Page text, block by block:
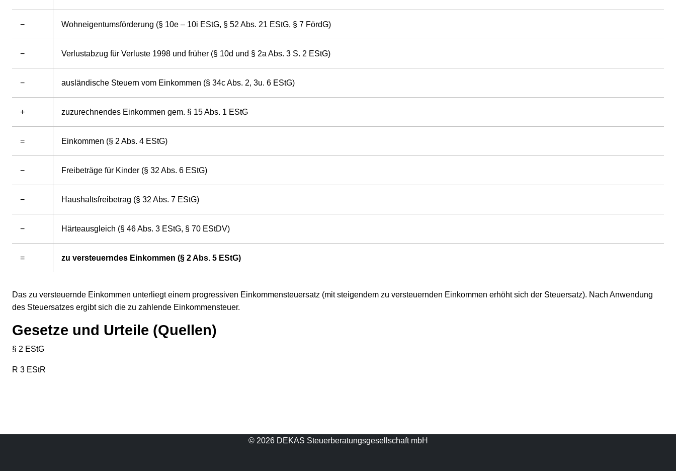
− Wohneigentumsförderung (§ 10e – 10i EStG, § 52 Abs. 21 EStG, § 7 FördG)
− Verlustabzug für Verluste 1998 und früher (§ 10d und § 2a Abs. 3 S. 2 EStG)
− ausländische Steuern vom Einkommen (§ 34c Abs. 2, 3u. 6 EStG)
+ zuzurechnendes Einkommen gem. § 15 Abs. 1 EStG
= Einkommen (§ 2 Abs. 4 EStG)
− Freibeträge für Kinder (§ 32 Abs. 6 EStG)
− Haushaltsfreibetrag (§ 32 Abs. 7 EStG)
− Härteausgleich (§ 46 Abs. 3 EStG, § 70 EStDV)
= zu versteuerndes Einkommen (§ 2 Abs. 5 EStG)
Das zu versteuernde Einkommen unterliegt einem progressiven Einkommensteuersatz (mit steigendem zu versteuernden Einkommen erhöht sich der Steuersatz). Nach Anwendung
des Steuersatzes ergibt sich die zu zahlende Einkommensteuer.
Gesetze und Urteile (Quellen)
§ 2 EStG
R 3 EStR
© 2026 DEKAS Steuerberatungsgesellschaft mbH